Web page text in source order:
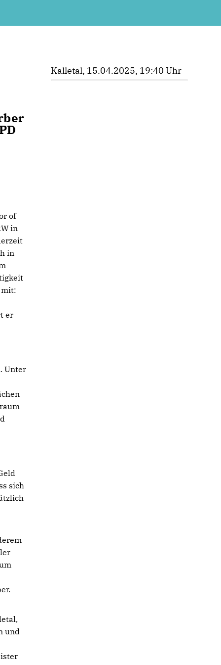
of
in
in
mit:
er
Unter
sich
und
Kalletal, 15.04.2025, 19:40 Uhr